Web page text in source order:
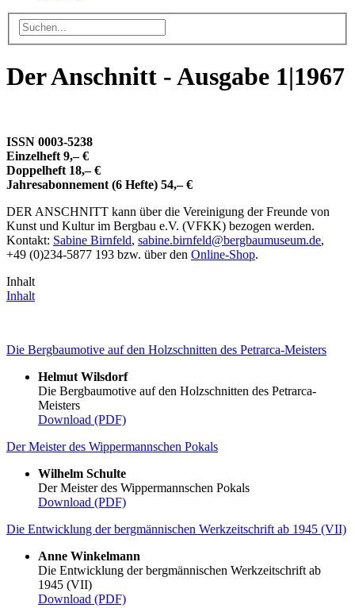
Der Anschnitt - Ausgabe 1|1967
ISSN 0003-5238
Einzelheft 9,– €
Doppelheft 18,– €
Jahresabonnement (6 Hefte) 54,– €
DER ANSCHNITT kann über die Vereinigung der Freunde von
Kunst und Kultur im Bergbau e.V. (VFKK) bezogen werden.
Kontakt: Sabine Birnfeld, sabine.birnfeld@bergbaumuseum.de,
+49 (0)234-5877 193 bzw. über den Online-Shop.
Inhalt
Inhalt
Die Bergbaumotive auf den Holzschnitten des Petrarca-Meisters
Helmut Wilsdorf
Die Bergbaumotive auf den Holzschnitten des Petrarca-
Meisters
Download (PDF)
Der Meister des Wippermannschen Pokals
Wilhelm Schulte
Der Meister des Wippermannschen Pokals
Download (PDF)
Die Entwicklung der bergmännischen Werkzeitschrift ab 1945 (VII)
Anne Winkelmann
Die Entwicklung der bergmännischen Werkzeitschrift ab
1945 (VII)
Download (PDF)